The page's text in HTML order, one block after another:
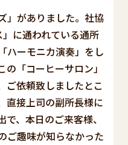
」がありました。社協
に通われている通所
ハーモニカ演奏」をし
「コーヒーサロン」
ご依頼致しましたとこ
直接上司の副所長様に
、本日のご来客様、
ご趣味が知らなかった